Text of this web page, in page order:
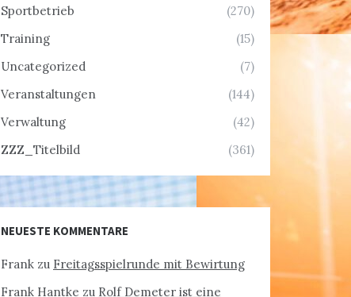
Sportbetrieb
(270)
Training
(15)
Uncategorized
(7)
Veranstaltungen
(144)
Verwaltung
(42)
ZZZ_Titelbild
(361)
NEUESTE KOMMENTARE
Frank zu Freitagsspielrunde mit Bewirtung
Frank Hantke zu Rolf Demeter ist eine